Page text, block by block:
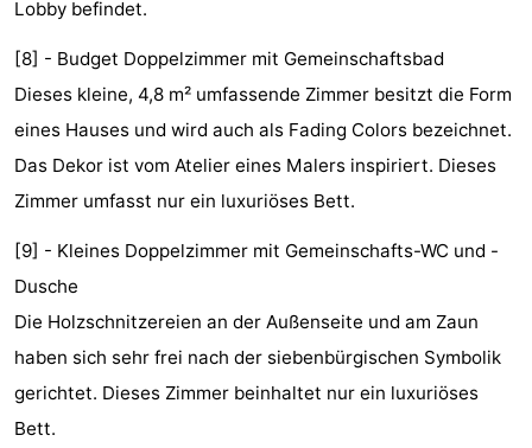
trinken
-
Märkte
-
Warenhäuser
Veranstaltungen
Spezial
Coffeeshops
Rotlichtviertel
Lobby befindet.
[8] - Budget Doppelzimmer mit Gemeinschaftsbad
Dieses kleine, 4,8 m² umfassende Zimmer besitzt die Form
eines Hauses und wird auch als Fading Colors bezeichnet.
Das Dekor ist vom Atelier eines Malers inspiriert. Dieses
Zimmer umfasst nur ein luxuriöses Bett.
[9] - Kleines Doppelzimmer mit Gemeinschafts-WC und -
Dusche
Die Holzschnitzereien an der Außenseite und am Zaun
haben sich sehr frei nach der siebenbürgischen Symbolik
gerichtet. Dieses Zimmer beinhaltet nur ein luxuriöses
Bett.